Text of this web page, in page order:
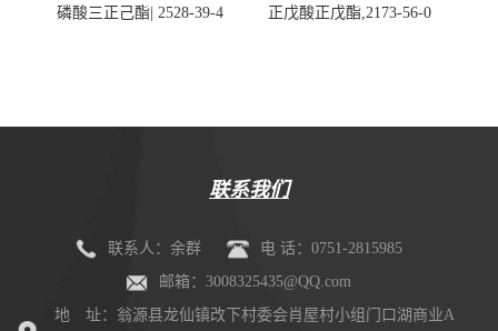
磷酸三正己酯| 2528-39-4 正戊酸正戊酯,2173-56-0
联系我们
联系人：余群
电 话：0751-2815985
邮箱：3008325435@QQ.com
地 址：翁源县龙仙镇改下村委会肖屋村小组门口湖商业A